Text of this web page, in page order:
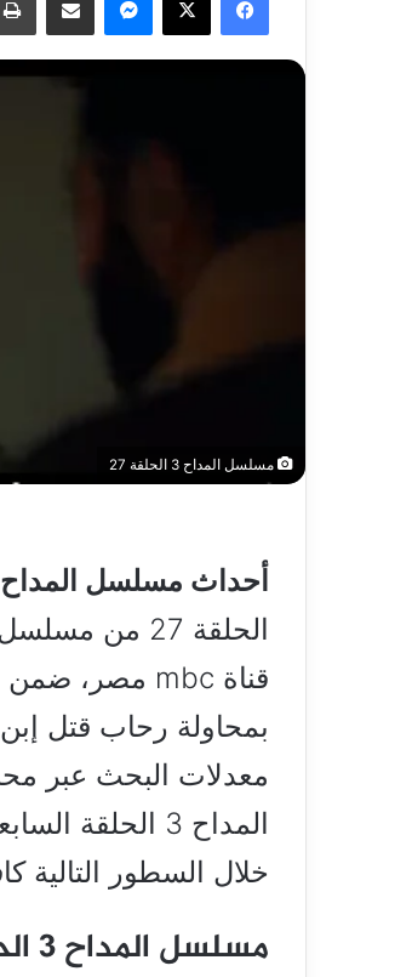
مسلسل المداح 3 الحلقة 27
أحداث مسلسل المداح 3 الحلقة 27.. رحاب تحاول قتل ابن صابر،
بمحاولة رحاب قتل
المداح 3
خلال السطور التالية
مسلسل المداح 3 الحلقة 27